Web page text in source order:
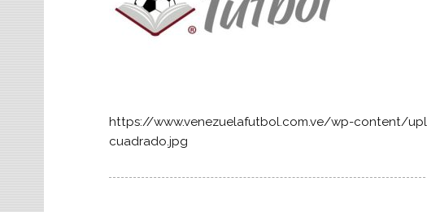
https://www.venezuelafutbol.com.ve/wp-content/
cuadrado.jpg